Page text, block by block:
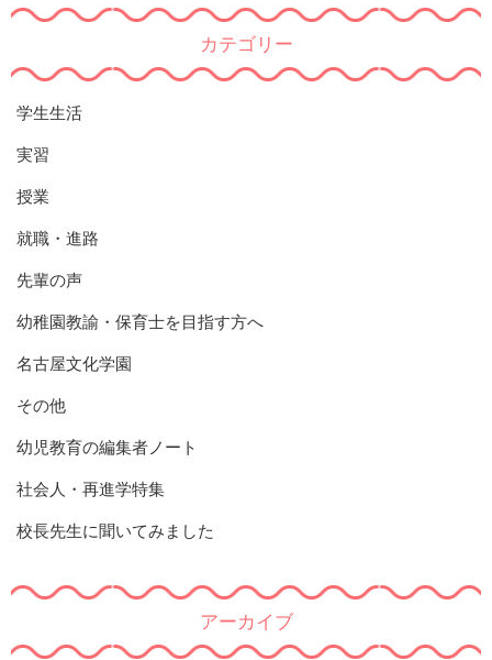
カテゴリー
学生生活
実習
授業
就職・進路
先輩の声
幼稚園教諭・保育士を目指す方へ
名古屋文化学園
その他
幼児教育の編集者ノート
社会人・再進学特集
校長先生に聞いてみました
アーカイブ